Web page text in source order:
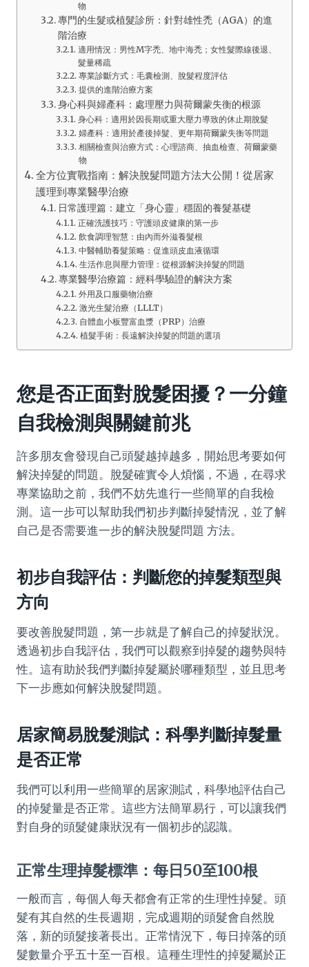
物
專門的生髮或植髮診所：針對雄性禿（AGA）的進
階治療
適用情況：男性M字禿、地中海禿；女性髮際線後退、
髮量稀疏
專業診斷方式：毛囊檢測、脫髮程度評估
提供的進階治療方案
身心科與婦產科：處理壓力與荷爾蒙失衡的根源
身心科：適用於因長期或重大壓力導致的休止期脫髮
婦產科：適用於產後掉髮、更年期荷爾蒙失衡等問題
相關檢查與治療方式：心理諮商、抽血檢查、荷爾蒙藥
物
全方位實戰指南：解決脫髮問題方法大公開！從居家
護理到專業醫學治療
日常護理篇：建立「身心靈」穩固的養髮基礎
正確洗護技巧：守護頭皮健康的第一步
飲食調理智慧：由內而外滋養髮根
中醫輔助養髮策略：促進頭皮血液循環
生活作息與壓力管理：從根源解決掉髮的問題
專業醫學治療篇：經科學驗證的解決方案
外用及口服藥物治療
激光生髮治療（LLLT）
自體血小板豐富血漿（PRP）治療
植髮手術：長遠解決掉髮的問題的選項
您是否正面對脫髮困擾？一分鐘
自我檢測與關鍵前兆
許多朋友會發現自己頭髮越掉越多，開始思考要如何
解決掉髮的問題。脫髮確實令人煩惱，不過，在尋求
專業協助之前，我們不妨先進行一些簡單的自我檢
測。這一步可以幫助我們初步判斷掉髮情況，並了解
自己是否需要進一步的解決脫髮問題 方法。
初步自我評估：判斷您的掉髮類型與
方向
要改善脫髮問題，第一步就是了解自己的掉髮狀況。
透過初步自我評估，我們可以觀察到掉髮的趨勢與特
性。這有助於我們判斷掉髮屬於哪種類型，並且思考
下一步應如何解決脫髮問題。
居家簡易脫髮測試：科學判斷掉髮量
是否正常
我們可以利用一些簡單的居家測試，科學地評估自己
的掉髮量是否正常。這些方法簡單易行，可以讓我們
對自身的頭髮健康狀況有一個初步的認識。
正常生理掉髮標準：每日50至100根
一般而言，每個人每天都會有正常的生理性掉髮。頭
髮有其自然的生長週期，完成週期的頭髮會自然脫
落，新的頭髮接著長出。正常情況下，每日掉落的頭
髮數量介乎五十至一百根。這種生理性的掉髮屬於正